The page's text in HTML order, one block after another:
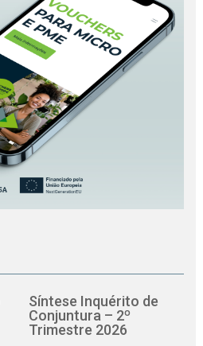
Síntese Inquérito de
Conjuntura – 2º
Trimestre 2026